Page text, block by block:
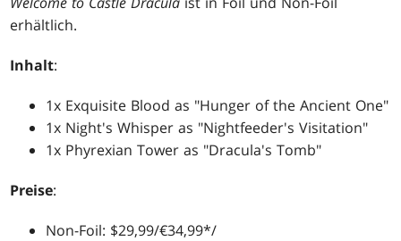
erhältlich.
Inhalt:
1x Exquisite Blood as "Hunger of the Ancient One"
1x Night's Whisper as "Nightfeeder's Visitation"
1x Phyrexian Tower as "Dracula's Tomb"
Preise:
Non-Foil: $29,99/€34,99*/